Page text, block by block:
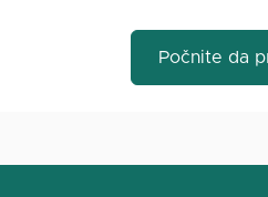
Počnite da